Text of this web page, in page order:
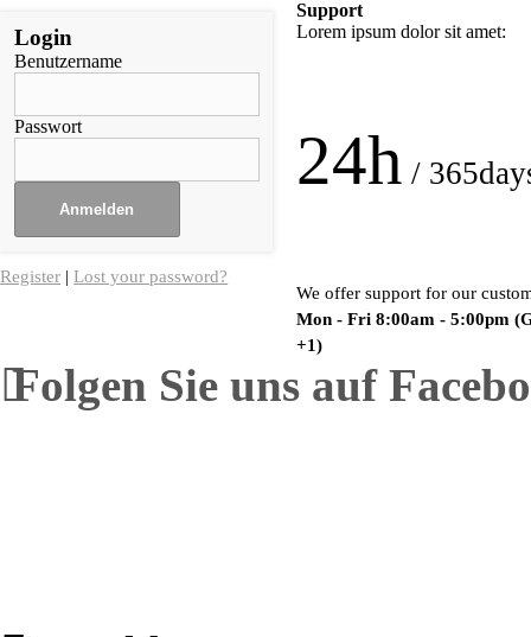
Login
Benutzername
Passwort
Register |Lost your password?
Support
Lorem ipsum dolor sit amet:
24h /
We offer support for our
Mon - Fri 8:00am - 5:00pm
+1)
Folgen Sie uns auf